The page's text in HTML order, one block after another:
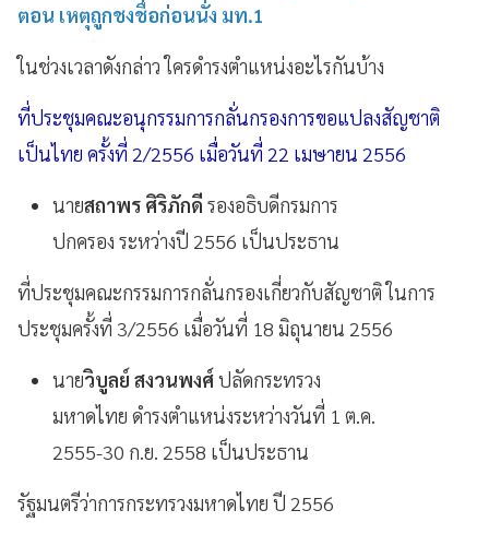
ตอน เหตุถูกชงชื่อก่อนนั่ง มท.1
ในช่วงเวลาดังกล่าว ใครดำรงตำแหน่งอะไรกันบ้าง
ที่ประชุมคณะอนุกรรมการกลั่นกรองการขอแปลงสัญชาติ
เป็นไทย ครั้งที่ 2/2556 เมื่อวันที่ 22 เมษายน 2556
นายสถาพร ศิริภักดี รองอธิบดีกรมการ
ปกครอง ระหว่างปี 2556 เป็นประธาน
ที่ประชุมคณะกรรมการกลั่นกรองเกี่ยวกับสัญชาติ ในการ
ประชุมครั้งที่ 3/2556 เมื่อวันที่ 18 มิถุนายน 2556
นายวิบูลย์ สงวนพงศ์ปลัดกระทรวง
มหาดไทย ดำรงตำแหน่งระหว่างวันที่ 1 ต.ค.
2555-30 ก.ย. 2558 เป็นประธาน
รัฐมนตรีว่าการกระทรวงมหาดไทย ปี 2556